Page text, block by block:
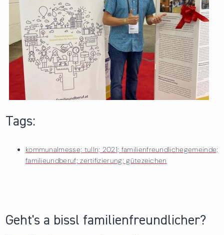
Tags:
kommunalmesse; tulln; 2021; familienfreundlichegemeinde;
familieundberuf; zertifizierung; gütezeichen
Geht's a bissl familienfreundlicher?